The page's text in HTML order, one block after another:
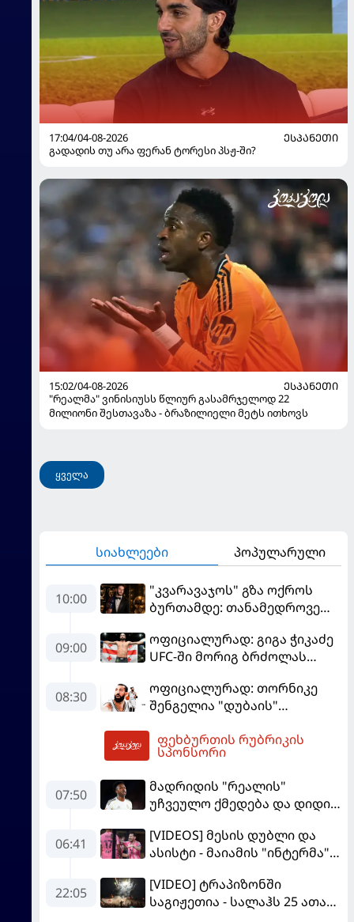
17:04/04-08-2026
ᲔᲡᲞᲐᲜᲔᲗᲘ
გადადის თუ არა ფერან ტორესი პსჟ-ში?
15:02/04-08-2026
ᲔᲡᲞᲐᲜᲔᲗᲘ
"რეალმა" ვინისიუსს წლიურ გასამრჯელოდ 22
მილიონი შესთავაზა - ბრაზილიელი მეტს ითხოვს
ყველა
სიახლეები პოპულარული
10:00
"კვარავაჯოს" გზა ოქროს
ბურთამდე: თანამედროვე
09:00
ოფიციალურად: გიგა ჭიკაძე
UFC-ში მორიგ ბრძოლას
08:30
ოფიციალურად: თორნიკე
შენგელია "დუბაის"
ფეხბურთის რუბრიკის
სპონსორი
07:50
მადრიდის "რეალის"
უჩვეულო ქმედება და დიდი
მომავალი გადაწყდა
06:41
[VIDEOS] მესის დუბლი და
ასისტი - მაიამის "ინტერმა"
22:05
[VIDEO] ტრაპიზონში
საგიჟეთია - სალაჰს 25 ათასი